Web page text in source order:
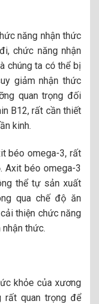
năng nhận thức
chức năng nhận
chúng ta có thể bị
giảm nhận thức
quan trọng đối
B12, rất cần thiết
kinh.
béo omega-3, rất
Axit béo omega-3
thể tự sản xuất
qua chế độ ăn
thiện chức năng
thức.
khỏe của xương
rất quan trọng để